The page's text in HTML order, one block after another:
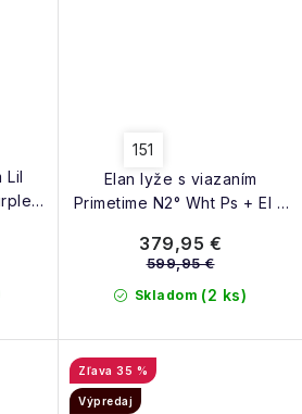
Lil
Elan lyže s viazaním
Primetime N2° Wht Ps + El 9
151
Skladom (2 ks)
379,95 €
599,95 €
35 %
Výpredaj